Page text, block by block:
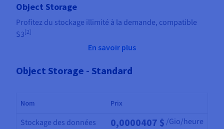
Object Storage
Profitez du stockage illimité à la demande, compatible
S3[2]
En savoir plus
Object Storage - Standard
Nom Prix
Stockage des données 0,0000407 $ /Gio/heure